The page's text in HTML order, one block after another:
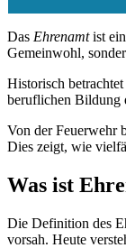
Das Ehrenamtist
Gemeinwohl,
Historisch
beruflichen Bildung
Von der Feuerwehr
Dies zeigt, wie
Was ist
Die Definition des
vorsah. Heute